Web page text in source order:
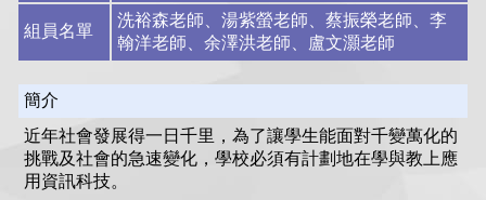
組員名單
洗裕森老師、湯紫螢老師、蔡振榮老師、李
翰洋老師、余澤洪老師、盧文灝老師
簡介
近年社會發展得一日千里，為了讓學生能面對千變萬化的
挑戰及社會的急速變化，學校必須有計劃地在學與教上應
用資訊科技。